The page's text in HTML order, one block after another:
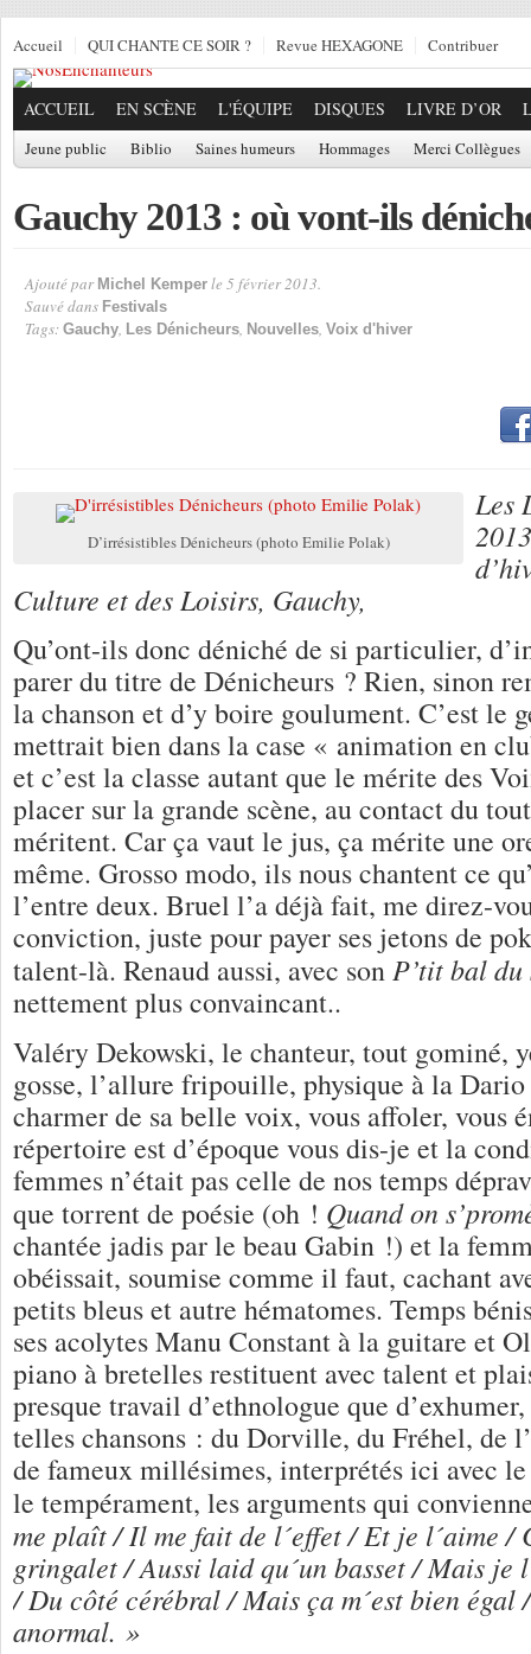
Accueil QUI CHANTE CE SOIR ? Revue HEXAGONE Contribuer
ACCUEIL EN SCÈNE L'ÉQUIPE DISQUES LIVRE D’OR
Jeune public Biblio Saines humeurs Hommages Merci Collègues
Gauchy 2013 : où vont-ils
Ajouté par Michel Kemper le 5 février 2013.
Sauvé dans Festivals
Tags: Gauchy, Les Dénicheurs, Nouvelles, Voix d'hiver
D’irrésistibles Dénicheurs (photo Emilie Polak)
Les
Culture et des Loisirs, Gauchy,
Qu’ont-ils donc déniché de si particulier,
parer du titre de Dénicheurs ? Rien, sinon
la chanson et d’y boire goulument. C’est le
mettrait bien dans la case « animation en
et c’est la classe autant que le mérite des
placer sur la grande scène, au contact du
méritent. Car ça vaut le jus, ça mérite une
même. Grosso modo, ils nous chantent ce
l’entre deux. Bruel l’a déjà fait, me direz-
conviction, juste pour payer ses jetons de
talent-là. Renaud aussi, avec son P’tit bal
nettement plus convaincant..
Valéry Dekowski, le chanteur, tout gominé,
gosse, l’allure fripouille, physique à la
charmer de sa belle voix, vous affoler, vous
répertoire est d’époque vous dis-je et la
femmes n’était pas celle de nos temps
que torrent de poésie (oh ! Quand on
chantée jadis par le beau Gabin !) et la
obéissait, soumise comme il faut, cachant
petits bleus et autre hématomes. Temps
ses acolytes Manu Constant à la guitare et
piano à bretelles restituent avec talent et
presque travail d’ethnologue que
telles chansons : du Dorville, du Fréhel, de
de fameux millésimes, interprétés ici avec
le tempérament, les arguments qui
me plaît / Il me fait de l´effet / Et je l´aime /
gringalet / Aussi laid qu´un basset / Mais je
/ Du côté cérébral / Mais ça m´est bien
anormal. »